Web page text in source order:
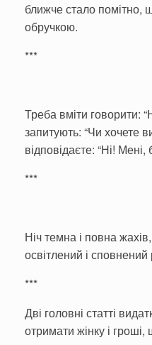
ближче стало помітно,
обручкою.
***
Треба вміти говорити:
запитують: “Чи хочете
відповідаєте: “Ні!
***
Ніч темна і повна
освітлений і сповнений
***
Дві головні статті
отримати жінку і гроші,